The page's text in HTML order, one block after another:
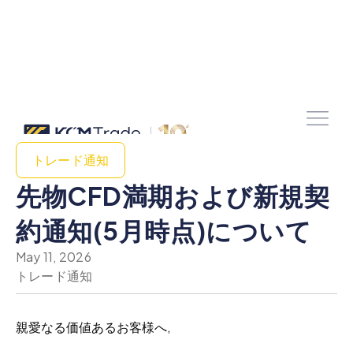
トレード通知
先物CFD満期および新規契
約通知(5月時点)について
May 11, 2026
トレード通知
親愛なる価値あるお客様へ,